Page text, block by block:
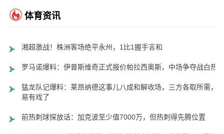
体育资讯
湘超激战！株洲客场绝平永州，1比1握手言和
罗马诺爆料：伊普斯维奇正式报价帕拉西奥斯，中场争夺战白热化
猛龙队记爆料：莱昂纳德这事儿八成和解收场，三方各取所需，交
易有戏了
前热刺球探放话：加克波至少值7000万，但热刺得先腾位置